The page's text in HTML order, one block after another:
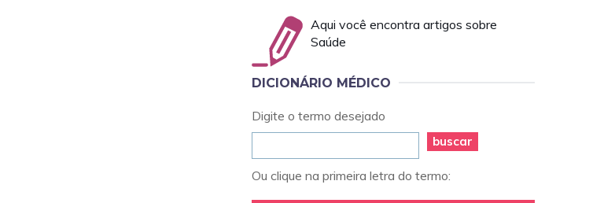
Aqui você encontra artigos sobre
Saúde
DICIONÁRIO MÉDICO
Digite o termo desejado
buscar
Ou clique na primeira letra do termo: